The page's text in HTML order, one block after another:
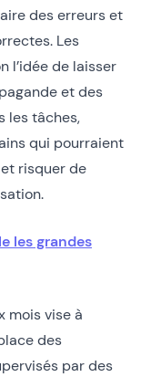
des erreurs et
Les
l’idée de laisser
et des
les tâches,
qui pourraient
risquer de
les grandes
mois vise à
des
par des